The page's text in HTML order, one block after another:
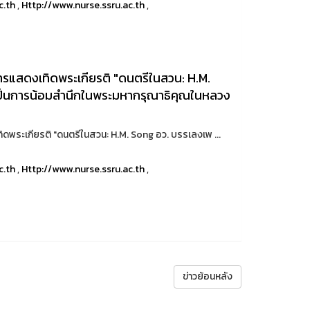
,Http://www.nurse.ssru.ac.th,
แสดงเทิดพระเกียรติ "ดนตรีในสวน: H.M.
นการน้อมสำนึกในพระมหากรุณาธิคุณในหลวง
ระเกียรติ "ดนตรีในสวน: H.M. Song อว. บรรเลงเพ ...
,Http://www.nurse.ssru.ac.th,
ข่าวย้อนหลัง